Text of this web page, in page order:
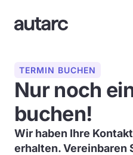
TERMIN BUCHEN
Nur noch
buchen!
Wir haben Ihre
erhalten. Vereinbaren